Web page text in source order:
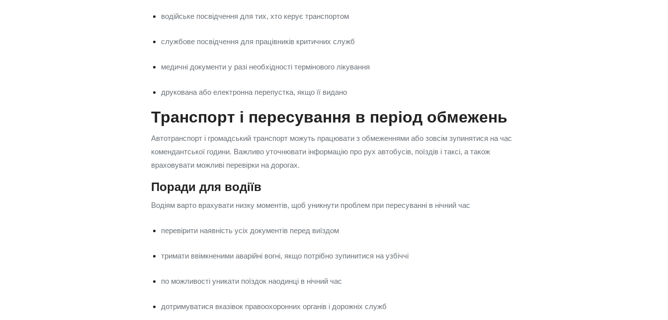
водійське посвідчення для тих, хто керує транспортом
службове посвідчення для працівників критичних служб
медичні документи у разі необхідності термінового лікування
друкована або електронна перепустка, якщо її видано
Транспорт і пересування в період обмежень
Автотранспорт і громадський транспорт можуть працювати з обмеженнями або зовсім зупинятися на час
комендантської години. Важливо уточнювати інформацію про рух автобусів, поїздів і таксі, а також
враховувати можливі перевірки на дорогах.
Поради для водіїв
Водіям варто врахувати низку моментів, щоб уникнути проблем при пересуванні в нічний час
перевірити наявність усіх документів перед виїздом
тримати ввімкненими аварійні вогні, якщо потрібно зупинитися на узбіччі
по можливості уникати поїздок наодинці в нічний час
дотримуватися вказівок правоохоронних органів і дорожніх служб